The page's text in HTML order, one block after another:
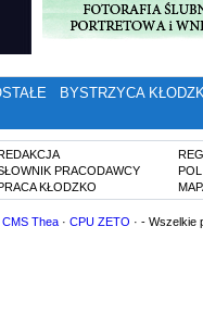
BYSTRZYCA
PRACODAWCY
KŁODZKO
CMS Thea · CPU ZETO · - Wszelkie